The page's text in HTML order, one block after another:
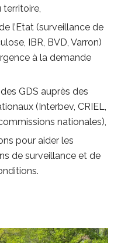
territoire,
l’Etat (surveillance de
IBR, BVD, Varron)
à la demande
GDS auprès des
(Interbev, CRIEL,
nationales),
pour aider les
de surveillance et de